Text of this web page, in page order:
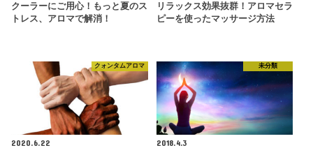
クーラーにご用心！もっと夏のス
トレス、アロマで解消！
リラックス効果抜群！アロマセラ
ピーを使ったマッサージ方法
クォンタムアロマ
2020.6.22
未分類
2018.4.3